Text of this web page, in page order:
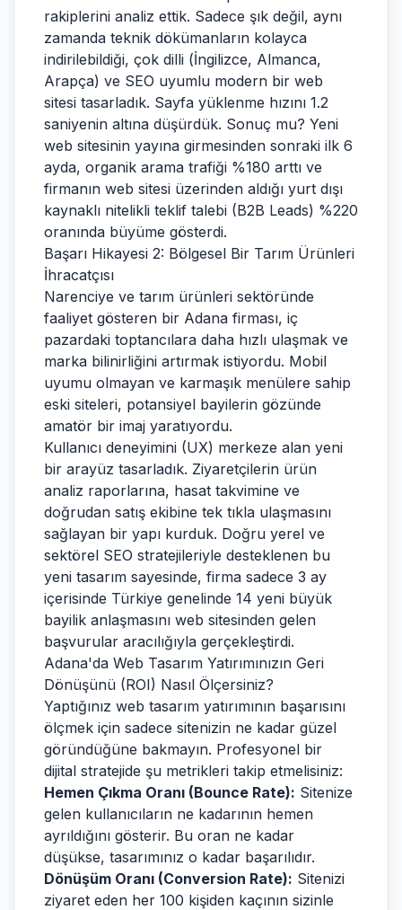
rakiplerini analiz ettik. Sadece şık değil, aynı
zamanda teknik dökümanların kolayca
indirilebildiği, çok dilli (İngilizce, Almanca,
Arapça) ve SEO uyumlu modern bir web
sitesi tasarladık. Sayfa yüklenme hızını 1.2
saniyenin altına düşürdük. Sonuç mu? Yeni
web sitesinin yayına girmesinden sonraki ilk 6
ayda, organik arama trafiği %180 arttı ve
firmanın web sitesi üzerinden aldığı yurt dışı
kaynaklı nitelikli teklif talebi (B2B Leads) %220
oranında büyüme gösterdi.
Başarı Hikayesi 2: Bölgesel Bir Tarım Ürünleri
İhracatçısı
Narenciye ve tarım ürünleri sektöründe
faaliyet gösteren bir Adana firması, iç
pazardaki toptancılara daha hızlı ulaşmak ve
marka bilinirliğini artırmak istiyordu. Mobil
uyumu olmayan ve karmaşık menülere sahip
eski siteleri, potansiyel bayilerin gözünde
amatör bir imaj yaratıyordu.
Kullanıcı deneyimini (UX) merkeze alan yeni
bir arayüz tasarladık. Ziyaretçilerin ürün
analiz raporlarına, hasat takvimine ve
doğrudan satış ekibine tek tıkla ulaşmasını
sağlayan bir yapı kurduk. Doğru yerel ve
sektörel SEO stratejileriyle desteklenen bu
yeni tasarım sayesinde, firma sadece 3 ay
içerisinde Türkiye genelinde 14 yeni büyük
bayilik anlaşmasını web sitesinden gelen
başvurular aracılığıyla gerçekleştirdi.
Adana'da Web Tasarım Yatırımınızın Geri
Dönüşünü (ROI) Nasıl Ölçersiniz?
Yaptığınız web tasarım yatırımının başarısını
ölçmek için sadece sitenizin ne kadar güzel
göründüğüne bakmayın. Profesyonel bir
dijital stratejide şu metrikleri takip etmelisiniz:
Hemen Çıkma Oranı (Bounce Rate): Sitenize
gelen kullanıcıların ne kadarının hemen
ayrıldığını gösterir. Bu oran ne kadar
düşükse, tasarımınız o kadar başarılıdır.
Dönüşüm Oranı (Conversion Rate): Sitenizi
ziyaret eden her 100 kişiden kaçının sizinle